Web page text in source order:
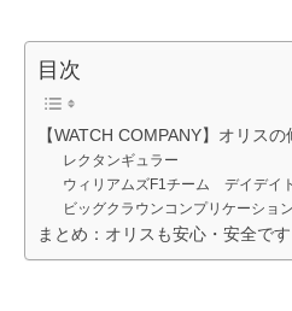
目次
【WATCH COMPANY】オリス
レクタンギュラー
ウィリアムズF1チーム デイデイト
ビッグクラウンコンプリケーション
まとめ：オリスも安心・安全です